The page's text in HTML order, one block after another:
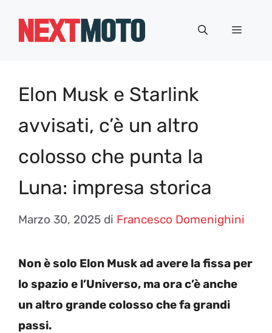
Menu
Elon Musk e Starlink
avvisati, c’è un altro
colosso che punta la
Luna: impresa storica
Marzo 30, 2025 di Francesco Domenighini
Non è solo Elon Musk ad avere la fissa per
lo spazio e l’Universo, ma ora c’è anche
un altro grande colosso che fa grandi
passi.